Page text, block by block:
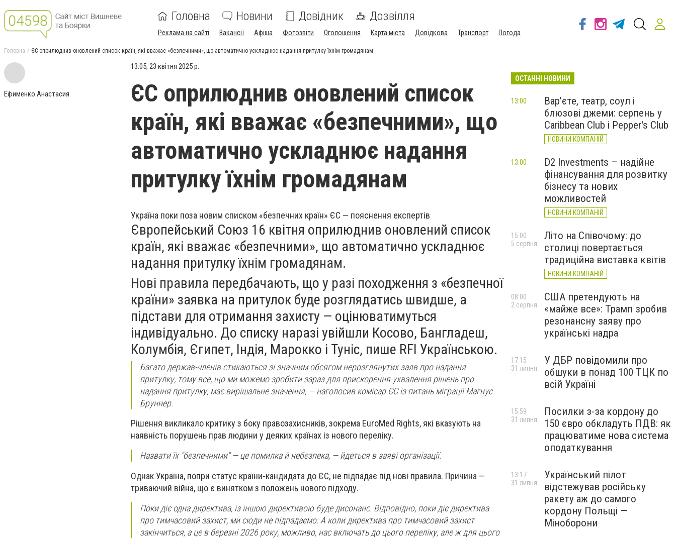
Головна Новини Довідник Дозвілля
Реклама на сайті Вакансії Афіша Фотозвіти Оголошення Карта міста Довідкова Транспорт Погода
Головна ЄС оприлюднив оновлений список країн, які вважає «безпечними», що автоматично ускладнює надання притулку їхнім громадянам
Ефименко Анастасия
13:05, 23 квітня 2025 р.
ЄС оприлюднив оновлений список
країн, які вважає «безпечними», що
автоматично ускладнює надання
притулку їхнім громадянам
Україна поки поза новим списком «безпечних країн» ЄС — пояснення експертів
Європейський Союз 16 квітня оприлюднив оновлений список
країн, які вважає «безпечними», що автоматично ускладнює
надання притулку їхнім громадянам.
Нові правила передбачають, що у разі походження з «безпечної
країни» заявка на притулок буде розглядатись швидше, а
підстави для отримання захисту — оцінюватимуться
індивідуально. До списку наразі увійшли Косово, Бангладеш,
Колумбія, Єгипет, Індія, Марокко і Туніс, пише RFI Українською.
Багато держав-членів стикаються зі значним обсягом нерозглянутих заяв про надання
притулку, тому все, що ми можемо зробити зараз для прискорення ухвалення рішень про
надання притулку, має вирішальне значення, — наголосив комісар ЄС із питань міграції Магнус
Бруннер.
Рішення викликало критику з боку правозахисників, зокрема EuroMed Rights, які вказують на
наявність порушень прав людини у деяких країнах із нового переліку.
Назвати їх "безпечними" — це помилка й небезпека, — йдеться в заяві організації.
Однак Україна, попри статус країни-кандидата до ЄС, не підпадає під нові правила. Причина —
триваючий війна, що є винятком з положень нового підходу.
Поки діє одна директива, із іншою директивою буде дисонанс. Відповідно, поки діє директива
про тимчасовий захист, ми сюди не підпадаємо. А коли директива про тимчасовий захист
закінчиться, а це в березні 2026 року, можливо, нас включать до цього переліку, але ж для цього
ОСТАННІ НОВИНИ
Вар’єте, театр, соул і
блюзові джеми: серпень у
Caribbean Club і Pepper's Club
НОВИНИ КОМПАНІЙ
13:00
D2 Investments – надійне
фінансування для розвитку
бізнесу та нових
можливостей
НОВИНИ КОМПАНІЙ
13:00
Літо на Співочому: до
столиці повертається
традиційна виставка квітів
НОВИНИ КОМПАНІЙ
15:00
5 серпня
США претендують на
«майже все»: Трамп зробив
резонансну заяву про
українські надра
08:00
2 серпня
У ДБР повідомили про
обшуки в понад 100 ТЦК по
всій Україні
17:15
31 липня
Посилки з-за кордону до
150 євро обкладуть ПДВ: як
працюватиме нова система
оподаткування
15:59
31 липня
Український пілот
відстежував російську
ракету аж до самого
кордону Польщі —
Міноборони
13:17
31 липня